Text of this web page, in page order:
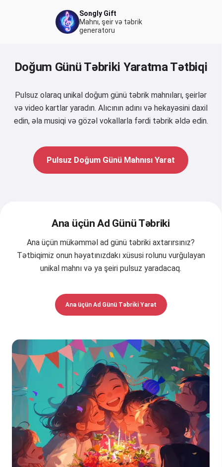
Songly Gift
Mahnı, şeir və təbrik
generatoru
Doğum Günü Təbriki Yaratma Tətbiqi
Pulsuz olaraq unikal doğum günü təbrik mahnıları, şeirlər
və video kartlar yaradın. Alıcının adını və hekayəsini daxil
edin, əla musiqi və gözəl vokallarla fərdi təbrik əldə edin.
Pulsuz Doğum Günü Mahnısı Yarat
Ana üçün Ad Günü Təbriki
Ana üçün mükəmməl ad günü təbriki axtarırsınız?
Tətbiqimiz onun həyatınızdakı xüsusi rolunu vurğulayan
unikal mahnı və ya şeiri pulsuz yaradacaq.
Ana üçün Ad Günü Təbriki Yarat